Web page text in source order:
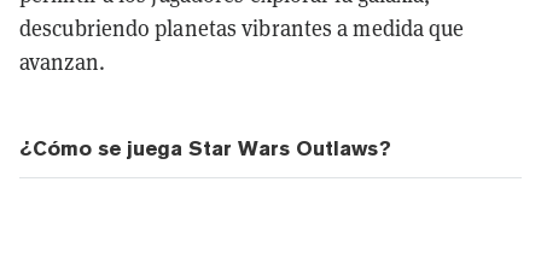
descubriendo planetas vibrantes a medida que
avanzan.
¿Cómo se juega Star Wars Outlaws?